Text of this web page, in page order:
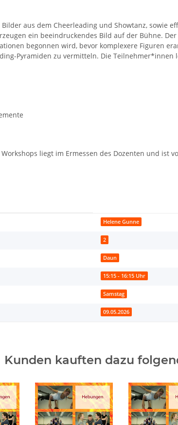
aus dem Cheerleading und Showtanz, sowie
ein beeindruckendes Bild auf der Bühne.
begonnen wird, bevor komplexere Figuren
Pyramiden zu vermitteln. Die
liegt im Ermessen des Dozenten und ist
Helene Gunne
2
Daun
15:15 - 16:15 Uhr
Samstag
09.05.2026
Kunden kauften dazu